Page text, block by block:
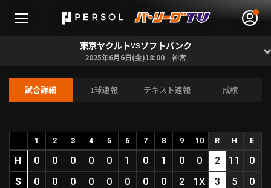
HOME
動画
東京ヤクルトVSソフトバンク
2025年6月6日(金)18:00 神宮
試合詳細 1球速報 テキスト速報 成績
1 2 3 4 5 6 7 8 9 10 R H E
H 0 0 0 0 0 1 0 1 0 0 2 11
0
S
0 0 0 0 0 0 0 0 2 1X 3 5 0